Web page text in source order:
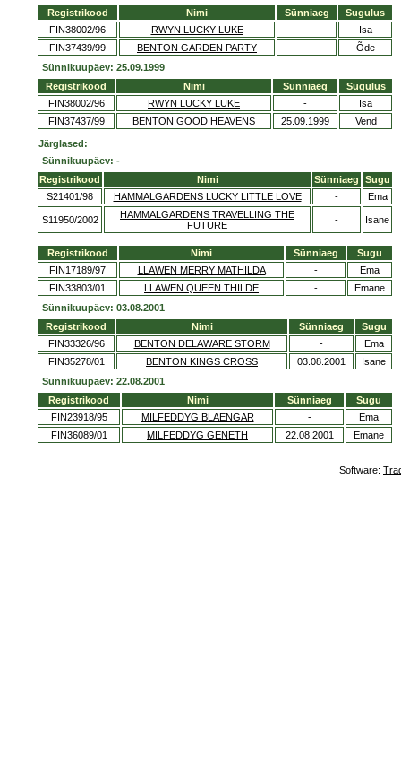
Registrikood
Nimi Sünniaeg
Sugulus
FIN38002/96
RWYN LUCKY LUKE -
Isa
FIN37439/99
BENTON GARDEN PARTY -
Õde
Sünnikuupäev: 25.09.1999
Registrikood
Nimi Sünniaeg
Sugulus
FIN38002/96
RWYN LUCKY LUKE -
Isa
FIN37437/99
BENTON GOOD HEAVENS 25.09.1999 Vend
Järglased:
Sünnikuupäev: -
Registrikood
Nimi Sünniaeg
Sugu
S21401/98
HAMMALGARDENS LUCKY LITTLE LOVE - Ema
S11950/2002
HAMMALGARDENS TRAVELLING THE
FUTURE
- Isane
Registrikood Nimi Sünniaeg
Sugu
FIN17189/97
LLAWEN MERRY MATHILDA -
Ema
FIN33803/01
LLAWEN QUEEN THILDE -
Emane
Sünnikuupäev: 03.08.2001
Registrikood
Nimi Sünniaeg
Sugu
FIN33326/96
BENTON DELAWARE STORM -
Ema
FIN35278/01
BENTON KINGS CROSS 03.08.2001
Isane
Sünnikuupäev: 22.08.2001
Registrikood
Nimi Sünniaeg
Sugu
FIN23918/95
MILFEDDYG BLAENGAR -
Ema
FIN36089/01
MILFEDDYG GENETH 22.08.2001 Emane
Software: